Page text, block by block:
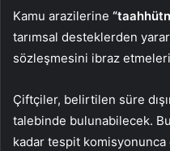
Kamu arazilerine
tarımsal desteklerden
sözleşmesini ibraz
Çiftçiler, belirtilen süre
talebinde bulunabilecek.
kadar tespit